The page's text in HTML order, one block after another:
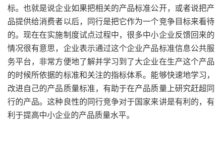
标。也就是说企业如果把相关的产品标准公开，或者说把产
品提供给消费者以后，同行是把它作为一个竞争目标来看待
的。现在在实施制度试点过程中，很多中小企业反馈回来的
情况很有意思，企业表示通过这个企业产品标准信息公共服
务平台，非常方便地了解并学习到了大企业在生产这个产品
的时候所依据的标准和关注的指标体系。能够快速地学习，
改进自己的产品质量标准，有助于在产品质量上研究赶超同
行的产品。这种良性的同行竞争对于国家来讲是有利的，有
利于提高中小企业的产品质量水平。